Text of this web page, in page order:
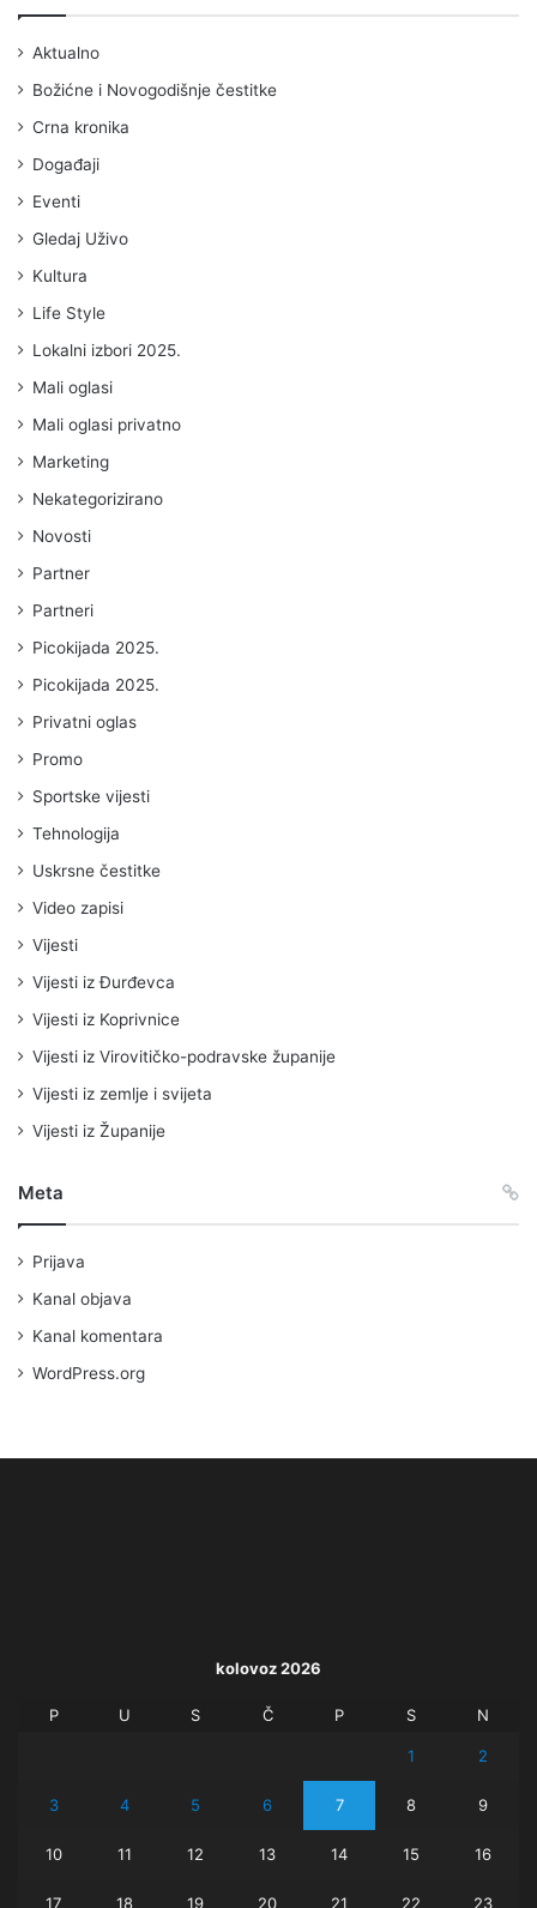
Aktualno
Božićne i Novogodišnje čestitke
Crna kronika
Događaji
Eventi
Gledaj Uživo
Kultura
Life Style
Lokalni izbori 2025.
Mali oglasi
Mali oglasi privatno
Marketing
Nekategorizirano
Novosti
Partner
Partneri
Picokijada 2025.
Picokijada 2025.
Privatni oglas
Promo
Sportske vijesti
Tehnologija
Uskrsne čestitke
Video zapisi
Vijesti
Vijesti iz Đurđevca
Vijesti iz Koprivnice
Vijesti iz Virovitičko-podravske županije
Vijesti iz zemlje i svijeta
Vijesti iz Županije
Meta
Prijava
Kanal objava
Kanal komentara
WordPress.org
kolovoz 2026
P U S Č P S N
1 2
3 4 5 6 7 8 9
10 11 12 13 14 15 16
17 18 19 20 21 22 23